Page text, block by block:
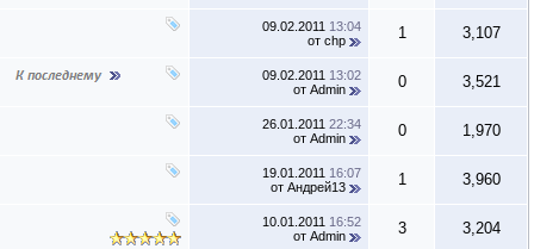
09.02.2011 13:04
от chp 1 3,107
09.02.2011 13:02
от Admin 0 3,521
26.01.2011 22:34
от Admin 0 1,970
19.01.2011 16:07
от Андрей13 1 3,960
10.01.2011 16:52
от Admin 3 3,204